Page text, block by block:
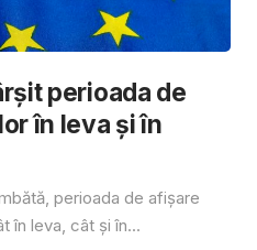
perioada de
în ​​leva și în
perioada de afișare
în ​​leva, cât și în...